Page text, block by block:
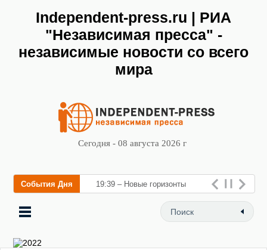
Independent-press.ru | РИА
"Независимая пресса" -
независимые новости со всего
мира
Сегодня - 08 августа 2026 г
События Дня 19:39 – Новые горизонты
флебологии: в Москве
открылся «Городской центр